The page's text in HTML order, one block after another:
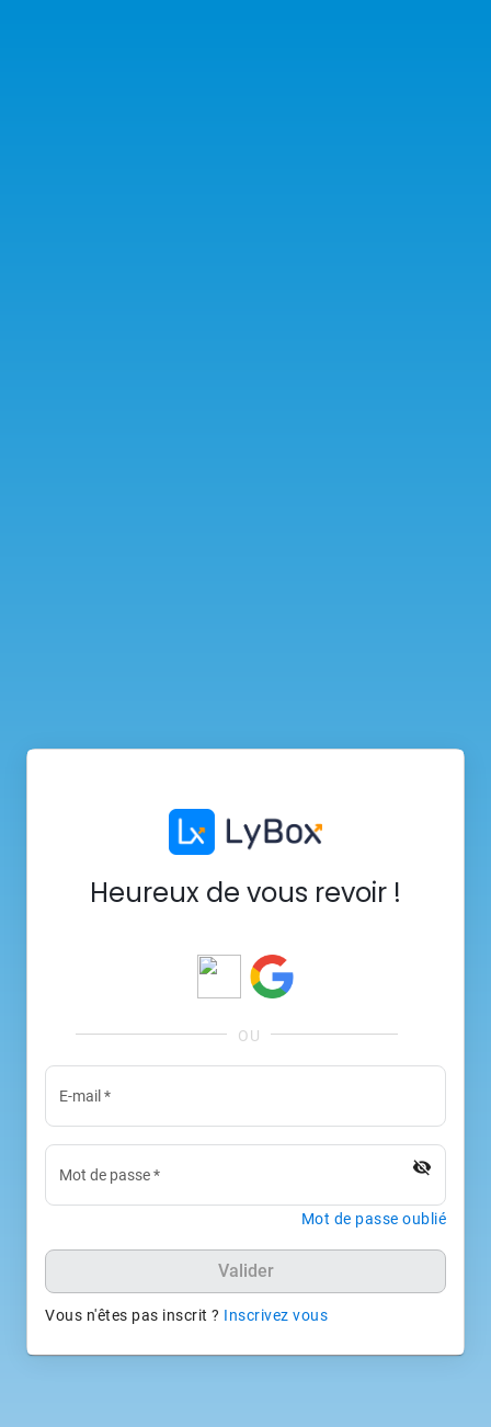
Heureux de vous revoir !
E-mail *
Mot de passe* visibility_off
Mot de passe oublié
Valider
Vous n'êtes pas inscrit ? Inscrivez vous